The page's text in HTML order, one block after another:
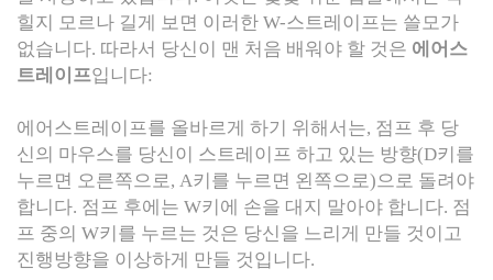
힐지 모르나 길게 보면 이러한 W-스트레이프는 쓸모가
없습니다. 따라서 당신이 맨 처음 배워야 할 것은 에어스
트레이프입니다:
에어스트레이프를 올바르게 하기 위해서는, 점프 후 당
신의 마우스를 당신이 스트레이프 하고 있는 방향(D키를
누르면 오른쪽으로, A키를 누르면 왼쪽으로)으로 돌려야
합니다. 점프 후에는 W키에 손을 대지 말아야 합니다. 점
프 중의 W키를 누르는 것은 당신을 느리게 만들 것이고
진행방향을 이상하게 만들 것입니다.